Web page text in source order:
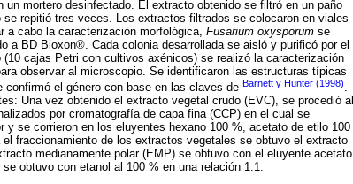
mortero desinfectado. El extracto obtenido se filtró en un paño
repitió tres veces. Los extractos filtrados se colocaron en viales
cabo la caracterización morfológica, Fusarium oxysporum se
a BD Bioxon®. Cada colonia desarrollada se aisló y purificó por el
cajas Petri con cultivos axénicos) se realizó la caracterización
observar al microscopio. Se identificaron las estructuras típicas
el género con base en las claves de Barnett y Hunter (1998).
Una vez obtenido el extracto vegetal crudo (EVC), se procedió al
por cromatografía de capa fina (CCP) en el cual se
se corrieron en los eluyentes hexano 100 %, acetato de etilo 100
fraccionamiento de los extractos vegetales se obtuvo el extracto
medianamente polar (EMP) se obtuvo con el eluyente acetato
obtuvo con etanol al 100 % en una relación 1:1.